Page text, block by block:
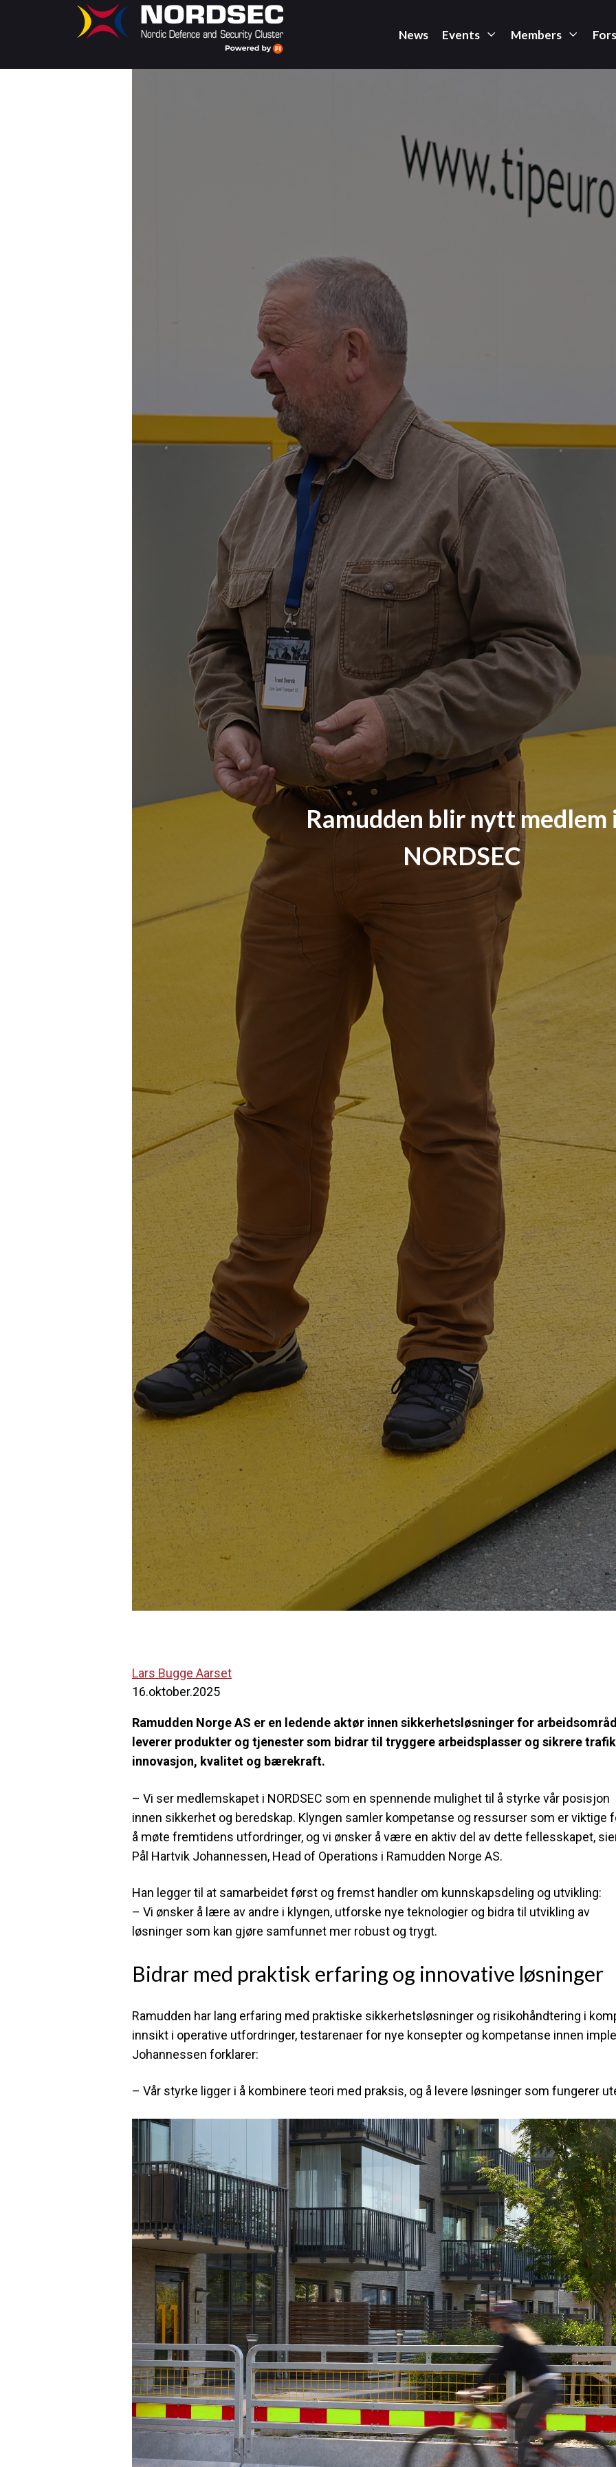
News Events Members
Ramudden blir nytt medlem
NORDSEC
Lars Bugge Aarset
16.oktober.2025
Ramudden Norge AS er en ledende aktør innen sikkerhetsløsninger for
leverer produkter og tjenester som bidrar til tryggere arbeidsplasser og sikrere
innovasjon, kvalitet og bærekraft.
– Vi ser medlemskapet i NORDSEC som en spennende mulighet til å styrke vår posisjon
innen sikkerhet og beredskap. Klyngen samler kompetanse og ressurser som er viktige
å møte fremtidens utfordringer, og vi ønsker å være en aktiv del av dette fellesskapet,
Pål Hartvik Johannessen, Head of Operations i Ramudden Norge AS.
Han legger til at samarbeidet først og fremst handler om kunnskapsdeling og utvikling:
– Vi ønsker å lære av andre i klyngen, utforske nye teknologier og bidra til utvikling av
løsninger som kan gjøre samfunnet mer robust og trygt.
Bidrar med praktisk erfaring og innovative løsninger
Ramudden har lang erfaring med praktiske sikkerhetsløsninger og risikohåndtering i
innsikt i operative utfordringer, testarenaer for nye konsepter og kompetanse innen
Johannessen forklarer:
– Vår styrke ligger i å kombinere teori med praksis, og å levere løsninger som fungerer